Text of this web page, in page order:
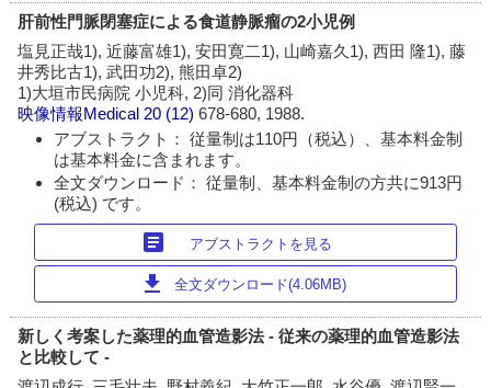
肝前性門脈閉塞症による食道静脈瘤の2小児例
塩見正哉1), 近藤富雄1), 安田寛二1), 山崎嘉久1), 西田 隆1), 藤
井秀比古1), 武田功2), 熊田卓2)
1)大垣市民病院 小児科, 2)同 消化器科
映像情報Medical 20 (12)678-680, 1988.
アブストラクト： 従量制は110円（税込）、基本料金制
は基本料金に含まれます。
全文ダウンロード： 従量制、基本料金制の方共に913円
(税込) です。
article アブストラクトを見る
download 全文ダウンロード(4.06MB)
新しく考案した薬理的血管造影法 - 従来の薬理的血管造影法
と比較して -